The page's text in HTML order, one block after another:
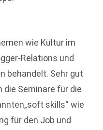
wie Kultur im
Relations und
behandelt. Sehr gut
die Seminare für die
skills“ wie
für den Job und